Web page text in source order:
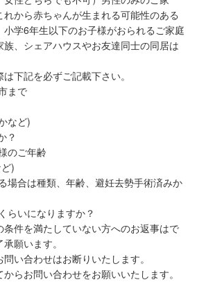
から赤ちゃんが生まれる可能性のある
学6年生以下のお子様がおられるご家庭
、シェアハウスやお友達同士の同居は
下記を必ずご記載下さい。
まで
など)
？
のご年齢
)
場合は種類、年齢、避妊去勢手術済みか
らいになりますか？
件を満たしていない方へのお返事はで
願います。
い合わせはお断りいたします。
らお問い合わせをお願いいたします。